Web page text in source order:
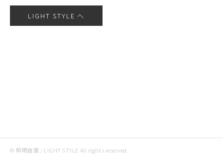
LIGHT STYLE へ
© 照明倉庫 / LIGHT STYLE All rights reserved.